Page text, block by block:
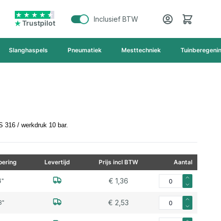
Trustpilot
Inclusief BTW Cart
Slanghaspels Pneumatiek Mesttechniek
316 / werkdruk 10 bar.
Levertijd Prijs incl BTW Aantal
€ 1,36 Aantal voor Knie
€ 2,53 Aantal voor Knie